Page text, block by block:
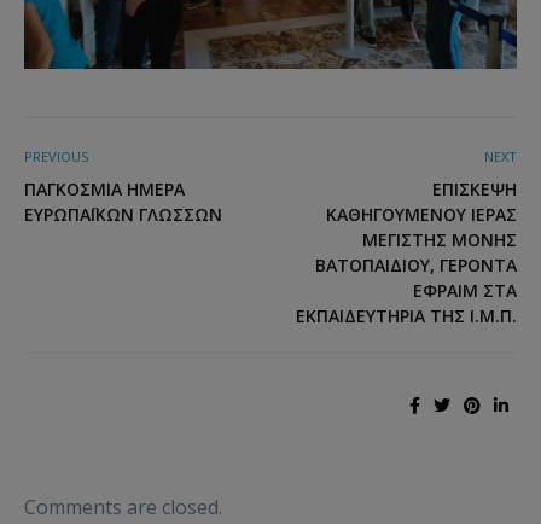
PREVIOUS
ΠΑΓΚΌΣΜΙΑ ΗΜΈΡΑ
ΕΥΡΩΠΑΪΚΏΝ ΓΛΩΣΣΏΝ
NEXT
ΕΠΊΣΚΕΨΗ
ΚΑΘΗΓΟΥΜΈΝΟΥ ΙΕΡΆΣ
ΜΕΓΊΣΤΗΣ ΜΟΝΉΣ
ΒΑΤΟΠΑΙΔΊΟΥ, ΓΈΡΟΝΤΑ
ΕΦΡΑΊΜ ΣΤΑ
ΕΚΠΑΙΔΕΥΤΉΡΙΑ ΤΗΣ Ι.Μ.Π.
Comments are closed.